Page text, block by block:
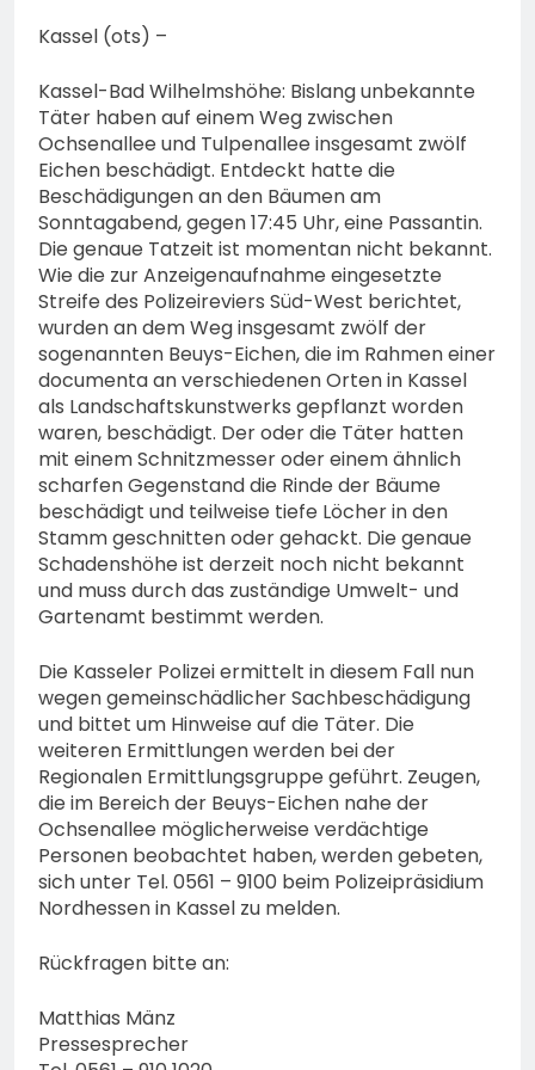
eines Fotos
Kassel (ots) –
Kassel-Bad Wilhelmshöhe: Bislang unbekannte
Täter haben auf einem Weg zwischen
Ochsenallee und Tulpenallee insgesamt zwölf
Eichen beschädigt. Entdeckt hatte die
Beschädigungen an den Bäumen am
Sonntagabend, gegen 17:45 Uhr, eine Passantin.
Die genaue Tatzeit ist momentan nicht bekannt.
Wie die zur Anzeigenaufnahme eingesetzte
Streife des Polizeireviers Süd-West berichtet,
wurden an dem Weg insgesamt zwölf der
sogenannten Beuys-Eichen, die im Rahmen einer
documenta an verschiedenen Orten in Kassel
als Landschaftskunstwerks gepflanzt worden
waren, beschädigt. Der oder die Täter hatten
mit einem Schnitzmesser oder einem ähnlich
scharfen Gegenstand die Rinde der Bäume
beschädigt und teilweise tiefe Löcher in den
Stamm geschnitten oder gehackt. Die genaue
Schadenshöhe ist derzeit noch nicht bekannt
und muss durch das zuständige Umwelt- und
Gartenamt bestimmt werden.
Die Kasseler Polizei ermittelt in diesem Fall nun
wegen gemeinschädlicher Sachbeschädigung
und bittet um Hinweise auf die Täter. Die
weiteren Ermittlungen werden bei der
Regionalen Ermittlungsgruppe geführt. Zeugen,
die im Bereich der Beuys-Eichen nahe der
Ochsenallee möglicherweise verdächtige
Personen beobachtet haben, werden gebeten,
sich unter Tel. 0561 – 9100 beim Polizeipräsidium
Nordhessen in Kassel zu melden.
Rückfragen bitte an:
Matthias Mänz
Pressesprecher